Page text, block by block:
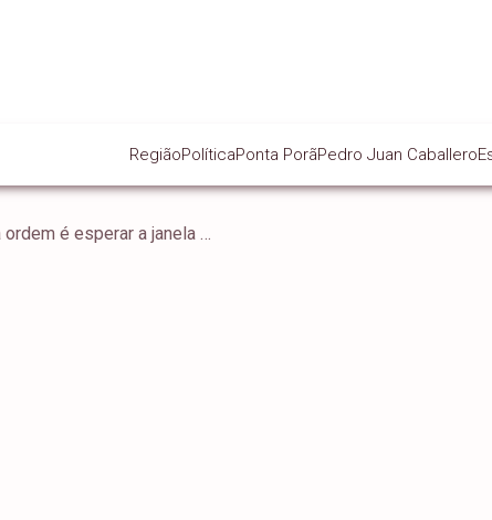
RegiãoPolíticaPonta PorãPedro Juan Caballero
Amplavisão. Candidatos: a ordem é esperar a janela partidária